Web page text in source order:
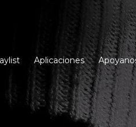
Aplicaciones